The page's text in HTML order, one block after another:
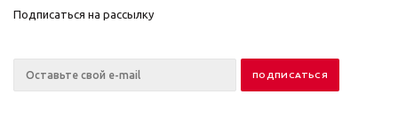
Подписаться на рассылку